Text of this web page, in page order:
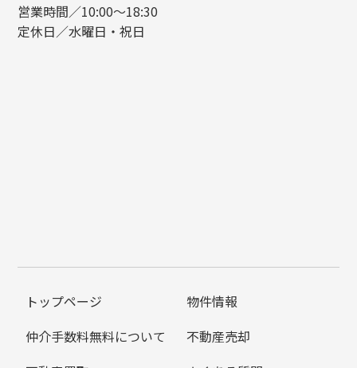
営業時間／10:00～18:30
定休日／水曜日・祝日
トップページ
物件情報
仲介手数料無料について
不動産売却